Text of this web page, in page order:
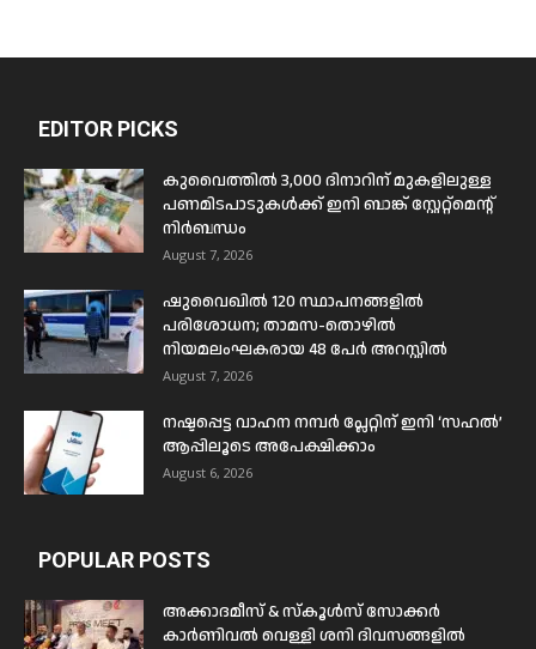
EDITOR PICKS
കുവൈത്തിൽ 3,000 ദിനാറിന് മുകളിലുള്ള
പണമിടപാടുകൾക്ക് ഇനി ബാങ്ക് സ്റ്റേറ്റ്മെന്റ്
നിർബന്ധം
August 7, 2026
ഷുവൈഖിൽ 120 സ്ഥാപനങ്ങളിൽ
പരിശോധന; താമസ-തൊഴിൽ
നിയമലംഘകരായ 48 പേർ അറസ്റ്റിൽ
August 7, 2026
നഷ്ടപ്പെട്ട വാഹന നമ്പർ പ്ലേറ്റിന് ഇനി ‘സഹൽ’
ആപ്പിലൂടെ അപേക്ഷിക്കാം
August 6, 2026
POPULAR POSTS
അക്കാദമീസ് & സ്കൂൾസ് സോക്കർ
കാർണിവൽ വെള്ളി ശനി ദിവസങ്ങളിൽ